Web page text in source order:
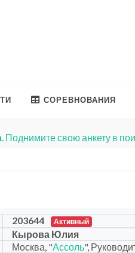
СОРЕВНОВАНИЯ
. Поднимите свою анкету в
203644 Активный
Кырова Юлия
Москва, "Ассоль",